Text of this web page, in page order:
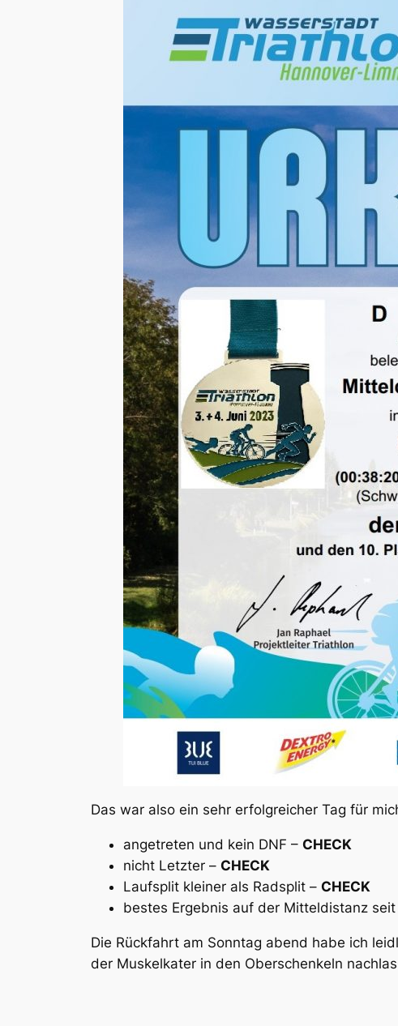
Das war also ein sehr erfolgreicher Tag für
angetreten und kein DNF – CHECK
nicht Letzter – CHECK
Laufsplit kleiner als Radsplit – CHECK
bestes Ergebnis auf der Mitteldistanz seit
Die Rückfahrt am Sonntag abend habe ich
der Muskelkater in den Oberschenkeln